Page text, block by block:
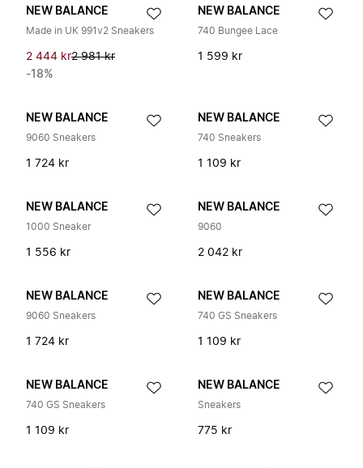
NEW BALANCE
Made in UK 991v2 Sneakers
2 444 kr2 981 kr
-18%
NEW BALANCE
740 Bungee Lace
1 599 kr
NEW BALANCE
9060 Sneakers
1 724 kr
NEW BALANCE
740 Sneakers
1 109 kr
NEW BALANCE
1000 Sneaker
1 556 kr
NEW BALANCE
9060
2 042 kr
NEW BALANCE
9060 Sneakers
1 724 kr
NEW BALANCE
740 GS Sneakers
1 109 kr
NEW BALANCE
740 GS Sneakers
1 109 kr
NEW BALANCE
Sneakers
775 kr